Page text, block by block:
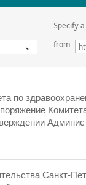
Specify
from
по
Санкт-